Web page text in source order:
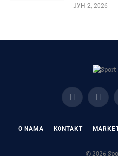
ЈУН 2, 2026
FacebookX
O NAMA KONTAKT
© 2026